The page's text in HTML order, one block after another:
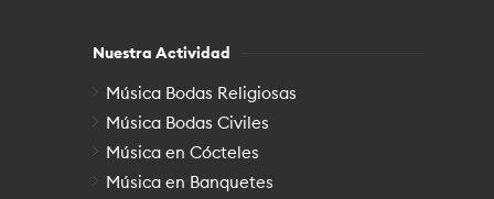
Nuestra Actividad
Música Bodas Religiosas
Música Bodas Civiles
Música en Cócteles
Música en Banquetes